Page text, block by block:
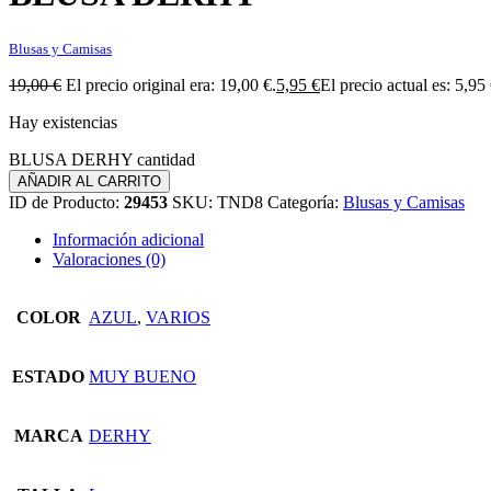
Blusas y Camisas
19,00€ El precio original era: 19,00 €.5,95 €El precio actual es: 5,95
Hay existencias
BLUSA DERHY cantidad
AÑADIR AL CARRITO
ID de Producto: 29453 SKU: TND8 Categoría: Blusas y Camisas
Información adicional
Valoraciones (0)
COLOR AZUL, VARIOS
ESTADO MUY BUENO
MARCA DERHY